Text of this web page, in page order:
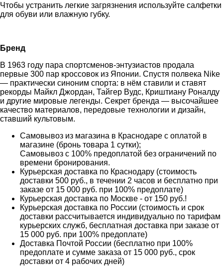
Чтобы устранить легкие загрязнения используйте салфетки
для обуви или влажную губку.
Бренд
В 1963 году пара спортсменов-энтузиастов продала
первые 300 пар кроссовок из Японии. Спустя полвека Nike
— практически синоним спорта: в нём ставили и ставят
рекорды Майкл Джордан, Тайгер Вудс, Криштиану Роналду
и другие мировые легенды. Секрет бренда — высочайшее
качество материалов, передовые технологии и дизайн,
ставший культовым.
Самовывоз из магазина в Краснодаре с оплатой в
магазине (бронь товара 1 сутки);
Самовывоз с 100% предоплатой без ограничений по
времени бронирования.
Курьерская доставка по Краснодару (стоимость
доставки 500 руб., в течении 2 часов и бесплатно при
заказе от 15 000 руб. при 100% предоплате)
Курьерская доставка по Москве - от 150 руб.!
Курьерская доставка по России (стоимость и срок
доставки рассчитывается индивидуально по тарифам
курьерских служб, бесплатная доставка при заказе от
15 000 руб. при 100% предоплате)
Доставка Почтой России (бесплатно при 100%
предоплате и сумме заказа от 15 000 руб., срок
доставки от 4 рабочих дней)